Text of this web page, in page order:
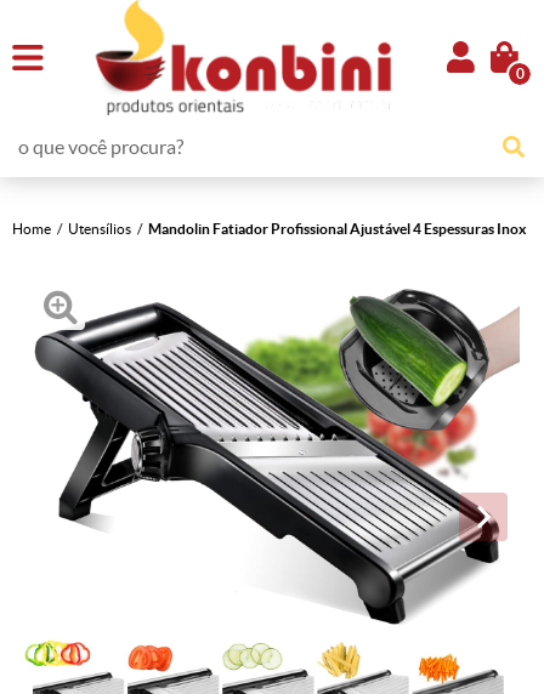
0
Home Utensílios Mandolin Fatiador Profissional Ajustável 4 Espessuras Inox